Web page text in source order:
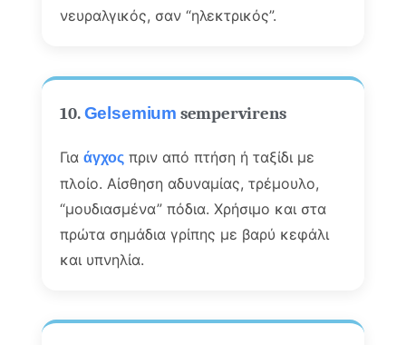
νευραλγικός, σαν “ηλεκτρικός”.
10.Gelsemium sempervirens
Γιαάγχος πριν από πτήση ή ταξίδι με
πλοίο. Αίσθηση αδυναμίας, τρέμουλο,
“μουδιασμένα” πόδια. Χρήσιμο και στα
πρώτα σημάδια γρίπης με βαρύ κεφάλι
και υπνηλία.